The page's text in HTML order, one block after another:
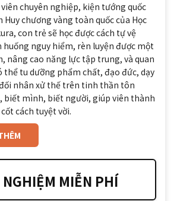
chuyên nghiệp, kiện tướng quốc
chương vàng toàn quốc của Học
con trẻ sẽ học được cách tự vệ
nguy hiểm, rèn luyện được một
nâng cao năng lực tập trung, và quan
thể tu dưỡng phẩm chất, đạo đức, dạy
nhân xử thế trên tinh thần tôn
biết mình, biết người, giúp viên thành
cách tuyệt vời.
NGHIỆM MIỄN PHÍ